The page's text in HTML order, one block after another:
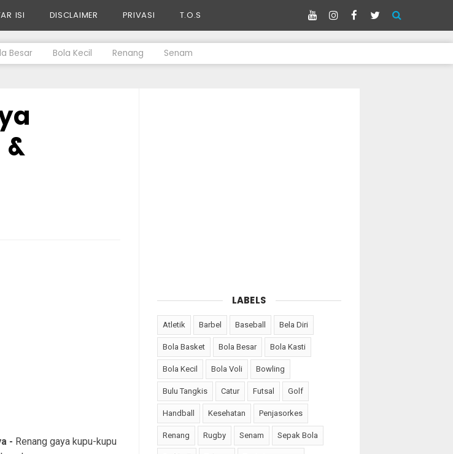
ISI DISCLAIMER PRIVASI T.O.S
Besar Bola Kecil Renang Senam
- Renang gaya kupu-kupu
LABELS
Atletik Barbel Baseball Bela Diri
Bola Basket Bola Besar Bola Kasti
Bola Kecil Bola Voli Bowling
Bulu Tangkis Catur Futsal Golf
Handball Kesehatan Penjasorkes
Renang Rugby Senam Sepak Bola